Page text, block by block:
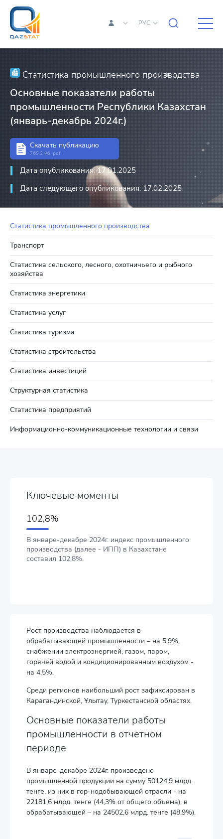
РУС
Статистика промышленного производства
Транспорт
Статистика сельского, лесного, охотничьего и рыбного
хозяйства
Статистика энергетики
Статистика услуг
Статистика туризма
Статистика строительства
Статистика инвестиций
Структурная статистика
Статистика предприятий
Информационно-коммуникационные технологии и связи
Статистика промышленного производства
Основные показатели работы
промышленности Республики Казахстан
(январь-декабрь 2024г.)
Скачать публикацию
769.3 Кб, pdf
Дата опубликования: 17.01.2025
Дата следующего опубликования: 17.02.2025
Ключевые моменты
102,8%
В январе-декабре 2024г. индекс промышленного
производства (далее - ИПП) в Казахстане
составил 102,8%.
Рост производства наблюдается в
обрабатывающей промышленности – на 5,9%,
снабжении электроэнергией, газом, паром,
горячей водой и кондиционированным воздухом -
на 4,5%.
Среди регионов наибольший рост зафиксирован в
Карагандинской, Ұлытау, Туркестанской областях.
Основные показатели работы
промышленности в отчетном
периоде
В январе-декабре 2024г. произведено
промышленной продукции на сумму 50124,9 млрд.
тенге, из них в гор-нодобывающей отрасли - на
22181,6 млрд. тенге (44,3% от общего объема), в
обрабатывающей – на 24502,6 млрд. тенге (48,9%).